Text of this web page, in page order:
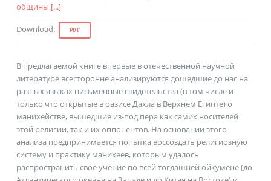
общины [...]
Download: PDF
В предлагаемой книге впервые в отечественной научной
литературе всесторонне анализируются дошедшие до нас на
разных языках письменные свидетельства (в том числе и
только что открытые в оазисе Дахла в Верхнем Египте) о
манихействе, вышедшие из-под пера как самих носителей
этой религии, так и их оппонентов. На основании этого
анализа предпринимается попытка воссоздать религиозную
систему и практику манихеев, которым удалось
распространить свое учение по всей тогдашней ойкумене (до